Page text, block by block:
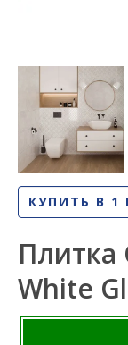
КУПИТЬ В 1
Плитка
White